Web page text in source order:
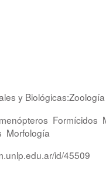
y Biológicas:Zoología
Formícidos
Morfología
id/45509